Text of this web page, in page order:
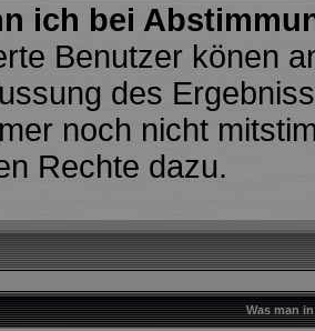
ich bei
Benutzer könen
des
noch nicht
Rechte dazu.
Was man